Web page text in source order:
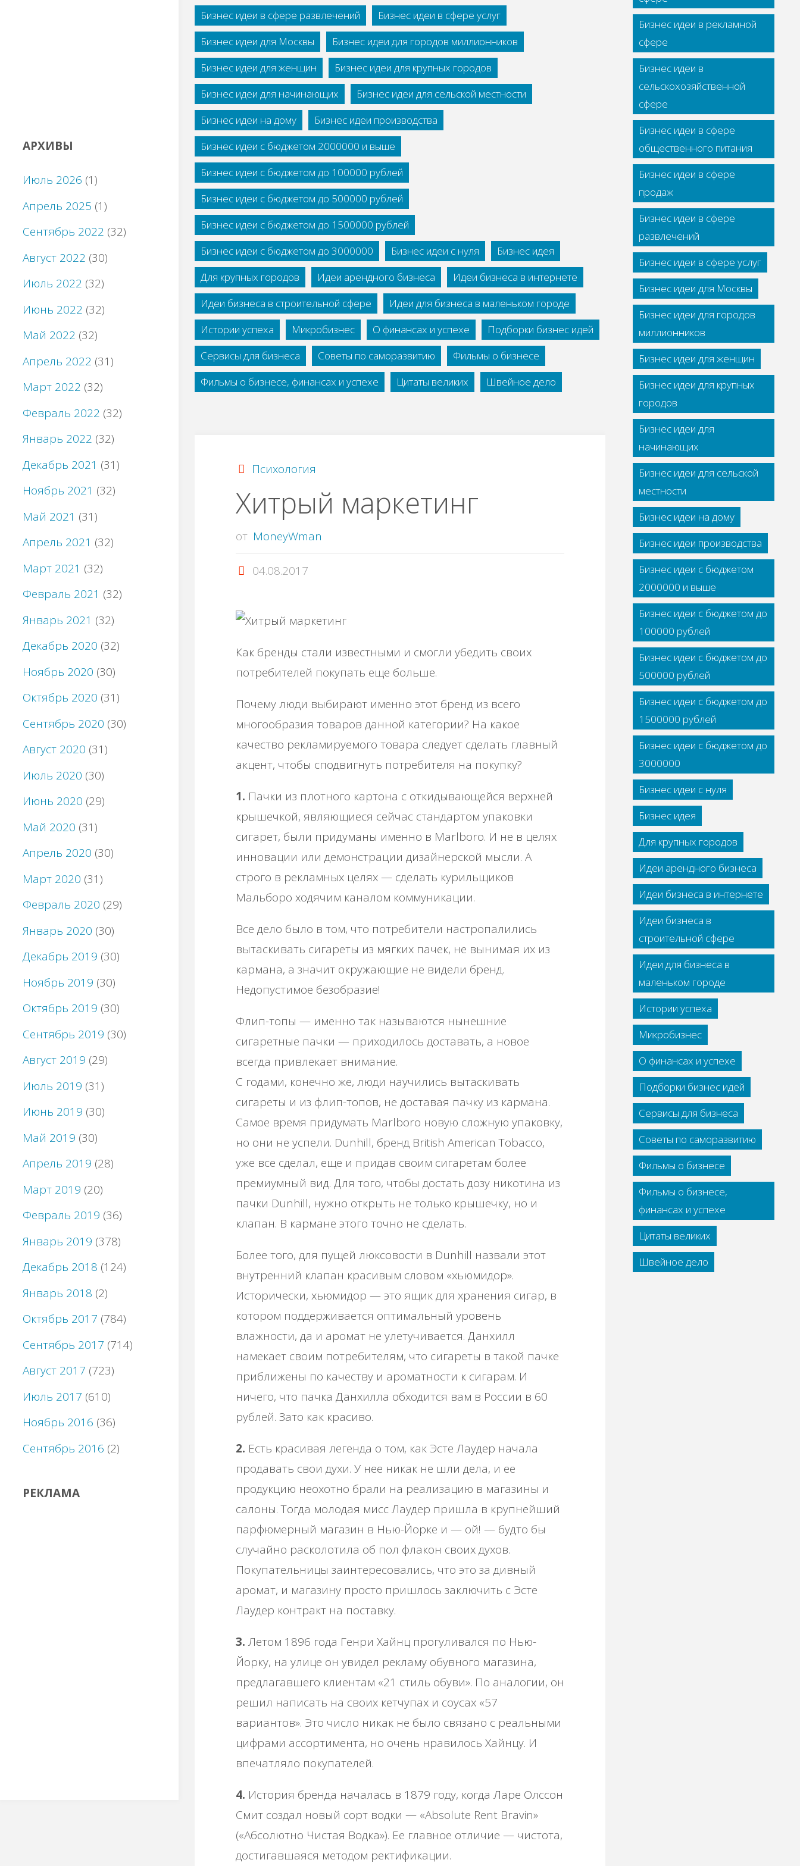
Бизнес идеи в сфере развлечений
Бизнес идеи в сфере услуг
Бизнес идеи для Москвы
Бизнес идеи для городов миллионников
Бизнес идеи для женщин
Бизнес идеи для крупных городов
Бизнес идеи для начинающих
Бизнес идеи для сельской местности
Бизнес идеи на дому
Бизнес идеи производства
Бизнес идеи с бюджетом 2000000 и выше
Бизнес идеи с бюджетом до 100000 рублей
Бизнес идеи с бюджетом до 500000 рублей
Бизнес идеи с бюджетом до 1500000 рублей
Бизнес идеи с бюджетом до 3000000
Бизнес идеи с нуля
Бизнес идея
Для крупных городов
Идеи арендного бизнеса
Идеи бизнеса в интернете
Идеи бизнеса в строительной сфере
Идеи для бизнеса в маленьком городе
Истории успеха
Микробизнес О финансах и успехе
Подборки бизнес идей
Сервисы для бизнеса
Советы по саморазвитию
Фильмы о бизнесе
Фильмы о бизнесе, финансах и успехе
Цитаты великих Швейное дело
Психология
Хитрый маркетинг
от MoneyWman
04.08.2017
Как бренды стали известными и смогли убедить своих
потребителей покупать еще больше.
Почему люди выбирают именно этот бренд из всего
многообразия товаров данной категории? На какое
качество рекламируемого товара следует сделать главный
акцент, чтобы сподвигнуть потребителя на покупку?
1. Пачки из плотного картона с откидывающейся верхней
крышечкой, являющиеся сейчас стандартом упаковки
сигарет, были придуманы именно в Marlboro. И не в целях
инновации или демонстрации дизайнерской мысли. А
строго в рекламных целях — сделать курильщиков
Мальборо ходячим каналом коммуникации.
Все дело было в том, что потребители настропалились
вытаскивать сигареты из мягких пачек, не вынимая их из
кармана, а значит окружающие не видели бренд.
Недопустимое безобразие!
Флип-топы — именно так называются нынешние
сигаретные пачки — приходилось доставать, а новое
всегда привлекает внимание.
С годами, конечно же, люди научились вытаскивать
сигареты и из флип-топов, не доставая пачку из кармана.
Самое время придумать Marlboro новую сложную упаковку,
но они не успели. Dunhill, бренд British American Tobacco,
уже все сделал, еще и придав своим сигаретам более
премиумный вид. Для того, чтобы достать дозу никотина из
пачки Dunhill, нужно открыть не только крышечку, но и
клапан. В кармане этого точно не сделать.
Более того, для пущей люксовости в Dunhill назвали этот
внутренний клапан красивым словом «хьюмидор».
Исторически, хьюмидор — это ящик для хранения сигар, в
котором поддерживается оптимальный уровень
влажности, да и аромат не улетучивается. Данхилл
намекает своим потребителям, что сигареты в такой пачке
приближены по качеству и ароматности к сигарам. И
ничего, что пачка Данхилла обходится вам в России в 60
рублей. Зато как красиво.
2. Есть красивая легенда о том, как Эсте Лаудер начала
продавать свои духи. У нее никак не шли дела, и ее
продукцию неохотно брали на реализацию в магазины и
салоны. Тогда молодая мисс Лаудер пришла в крупнейший
парфюмерный магазин в Нью-Йорке и — ой! — будто бы
случайно расколотила об пол флакон своих духов.
Покупательницы заинтересовались, что это за дивный
аромат, и магазину просто пришлось заключить с Эсте
Лаудер контракт на поставку.
3. Летом 1896 года Генри Хайнц прогуливался по Нью-
Йорку, на улице он увидел рекламу обувного магазина,
предлагавшего клиентам «21 стиль обуви». По аналогии, он
решил написать на своих кетчупах и соусах «57
вариантов». Это число никак не было связано с реальными
цифрами ассортимента, но очень нравилось Хайнцу. И
впечатляло покупателей.
4. История бренда началась в 1879 году, когда Ларе Олссон
Смит создал новый сорт водки — «Absolute Rent Bravin»
(«Абсолютно Чистая Водка»). Ее главное отличие — чистота,
достигавшаяся методом ректификации.
АРХИВЫ
Июль 2026 (1)
Апрель 2025 (1)
Сентябрь 2022 (32)
Август 2022 (30)
Июль 2022 (32)
Июнь 2022 (32)
Май 2022 (32)
Апрель 2022 (31)
Март 2022 (32)
Февраль 2022 (32)
Январь 2022 (32)
Декабрь 2021 (31)
Ноябрь 2021 (32)
Май 2021 (31)
Апрель 2021 (32)
Март 2021 (32)
Февраль 2021 (32)
Январь 2021 (32)
Декабрь 2020 (32)
Ноябрь 2020 (30)
Октябрь 2020 (31)
Сентябрь 2020 (30)
Август 2020 (31)
Июль 2020 (30)
Июнь 2020 (29)
Май 2020 (31)
Апрель 2020 (30)
Март 2020 (31)
Февраль 2020 (29)
Январь 2020 (30)
Декабрь 2019 (30)
Ноябрь 2019 (30)
Октябрь 2019 (30)
Сентябрь 2019 (30)
Август 2019 (29)
Июль 2019 (31)
Июнь 2019 (30)
Май 2019 (30)
Апрель 2019 (28)
Март 2019 (20)
Февраль 2019 (36)
Январь 2019 (378)
Декабрь 2018 (124)
Январь 2018 (2)
Октябрь 2017 (784)
Сентябрь 2017 (714)
Август 2017 (723)
Июль 2017 (610)
Ноябрь 2016 (36)
Сентябрь 2016 (2)
РЕКЛАМА
Бизнес идеи в рекламной
сфере
Бизнес идеи в
сельскохозяйственной
сфере
Бизнес идеи в сфере
общественного питания
Бизнес идеи в сфере
продаж
Бизнес идеи в сфере
развлечений
Бизнес идеи в сфере услуг
Бизнес идеи для Москвы
Бизнес идеи для городов
миллионников
Бизнес идеи для женщин
Бизнес идеи для крупных
городов
Бизнес идеи для
начинающих
Бизнес идеи для сельской
местности
Бизнес идеи на дому
Бизнес идеи производства
Бизнес идеи с бюджетом
2000000 и выше
Бизнес идеи с бюджетом до
100000 рублей
Бизнес идеи с бюджетом до
500000 рублей
Бизнес идеи с бюджетом до
1500000 рублей
Бизнес идеи с бюджетом до
3000000
Бизнес идеи с нуля
Бизнес идея
Для крупных городов
Идеи арендного бизнеса
Идеи бизнеса в интернете
Идеи бизнеса в
строительной сфере
Идеи для бизнеса в
маленьком городе
Истории успеха
Микробизнес
О финансах и успехе
Подборки бизнес идей
Сервисы для бизнеса
Советы по саморазвитию
Фильмы о бизнесе
Фильмы о бизнесе,
финансах и успехе
Цитаты великих
Швейное дело